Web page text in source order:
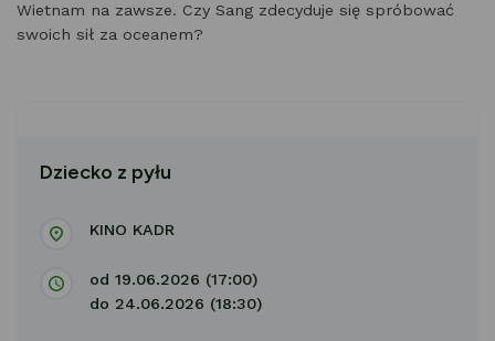
Wietnam na zawsze. Czy Sang zdecyduje się spróbować
swoich sił za oceanem?
Dziecko z pyłu
KINO KADR
od 19.06.2026 (17:00)
do 24.06.2026 (18:30)